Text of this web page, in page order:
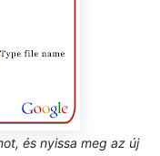
és nyissa meg az új